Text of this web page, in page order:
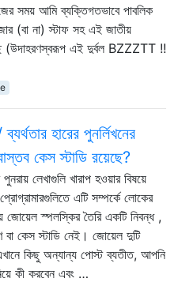
সময় আমি ব্যক্তিগতভাবে পাবলিক
(বা না) স্টাফ সহ এই জাতীয়
(উদাহরণস্বরূপ এই দুর্বল BZZZTT !!
হারের পুনর্লিখনের
কেস স্টাডি রয়েছে?
লেখাগুলি খারাপ হওয়ার বিষয়ে
এটি সম্পর্কে লোকের
জোয়েল স্পলস্কির তৈরি একটি নিবন্ধ ,
কেস স্টাডি নেই। জোয়েল দুটি
কিছু অন্যান্য পোস্ট ব্যতীত, আপনি
কী করবেন এবং …